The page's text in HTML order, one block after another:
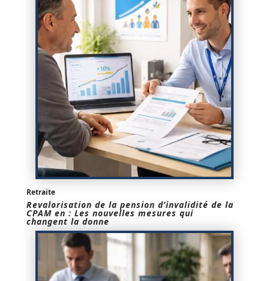
Retraite
Revalorisation de la pension d’invalidité de la
CPAM en : Les nouvelles mesures qui
changent la donne